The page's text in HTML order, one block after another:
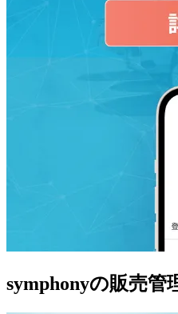
symphonyの販売管